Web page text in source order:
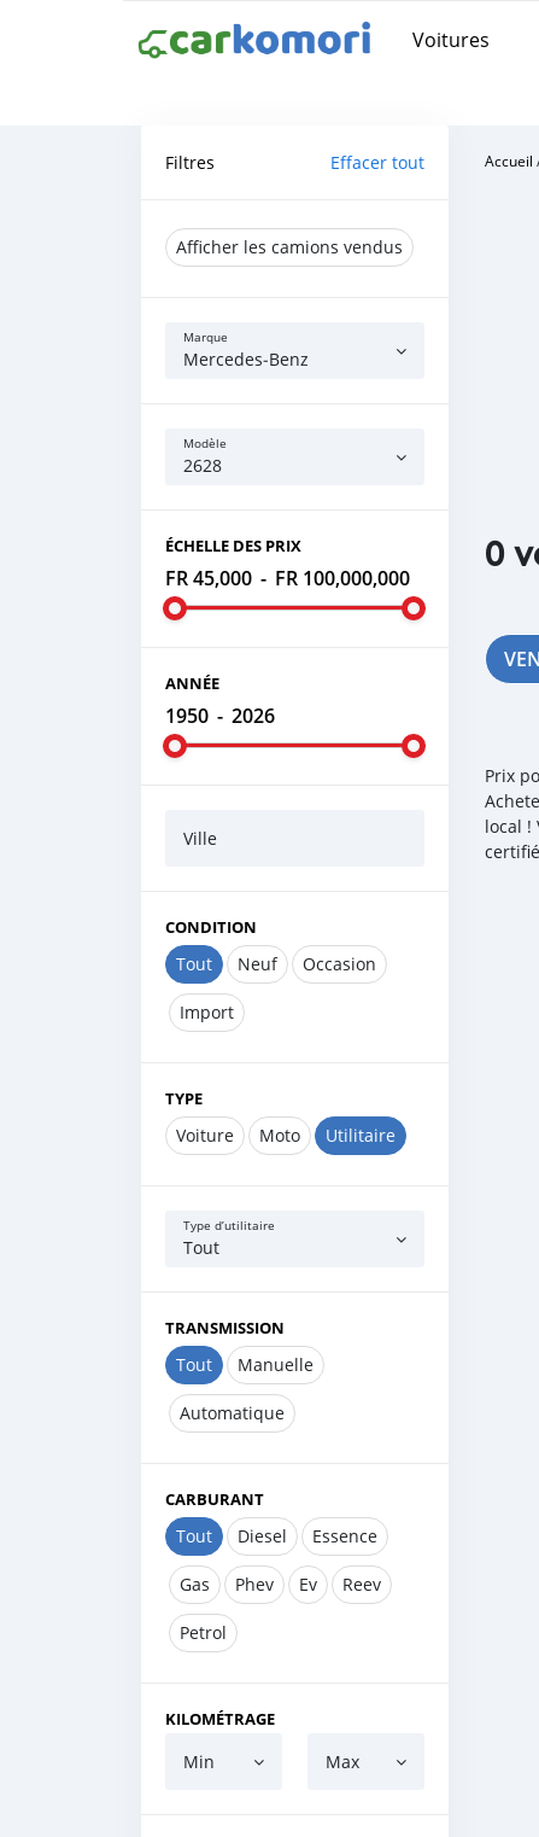
Voitures
Filtres Effacer tout
Afficher les camions vendus
Marque
Mercedes‒Benz
Modèle
2628
ÉCHELLE DES PRIX
FR 45,000 - FR 100,000,000
ANNÉE
1950 - 2026
Ville
CONDITION
Tout Neuf Occasion
Import
TYPE
Voiture Moto Utilitaire
Type d’utilitaire
Tout
TRANSMISSION
Tout Manuelle
Automatique
CARBURANT
Tout Diesel Essence
Gas Phev Ev Reev
Petrol
KILOMÉTRAGE
Min Max
Accueil
0
Prix
local !